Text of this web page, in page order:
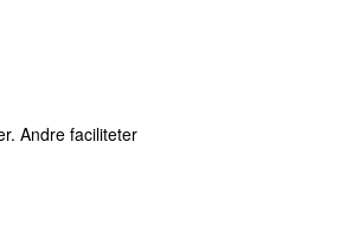
Andre faciliteter